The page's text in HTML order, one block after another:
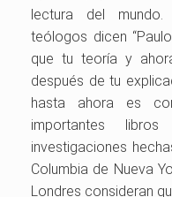
lectura del
teólogos dicen
que tu teoría y
después de tu
hasta ahora es
importantes
investigaciones
Columbia de Nueva
Londres consideran